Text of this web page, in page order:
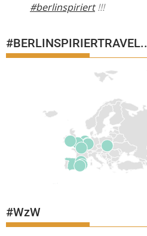
#berlinspiriert!!!
#BERLINSPIRIERTRAVEL..
#WzW